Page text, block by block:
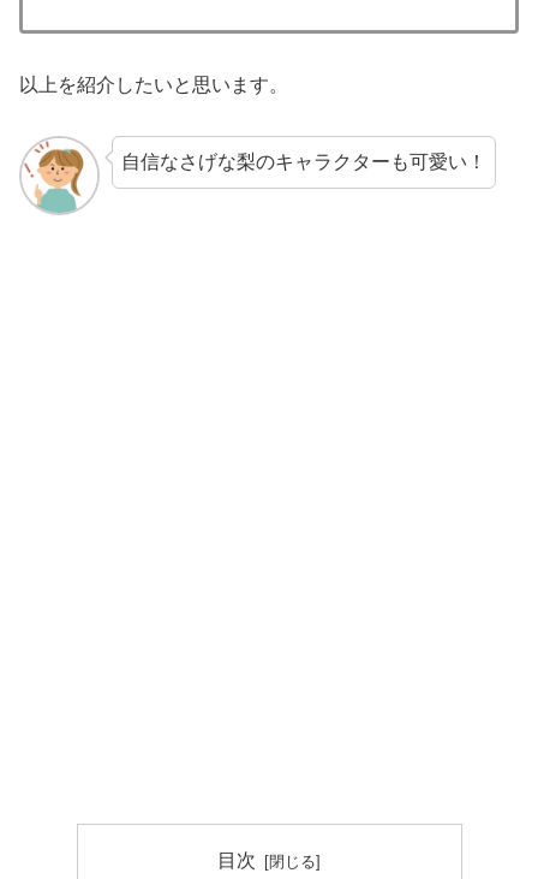
以上を紹介したいと思います。
自信なさげな梨のキャラクターも可愛い！
目次